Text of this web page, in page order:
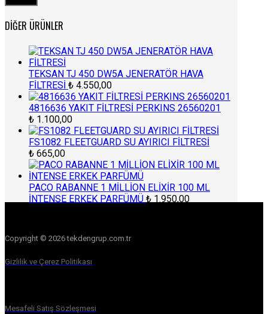
fiyat
DIĞER ÜRÜNLER
TEKSAN TJ 450 DW5A JENERATÖR HAVA
FİLTRESİ ₺ 4.550,00
4816636 YAKIT FİLTRESİ PERKINS 26560201
₺ 1.100,00
FS1082 FLEETGUARD SU AYIRICI FİLTRESİ
₺ 665,00
PACO RABANNE 1 MİLLİON ELİXİR 100 ML
İNTENSE ERKEK PARFÜMÜ ₺ 1.950,00
Copyright © 2026 tekdengrup.com.tr
Gizlilik ve Çerez Politikası
Mesafeli Satış Sözleşmesi